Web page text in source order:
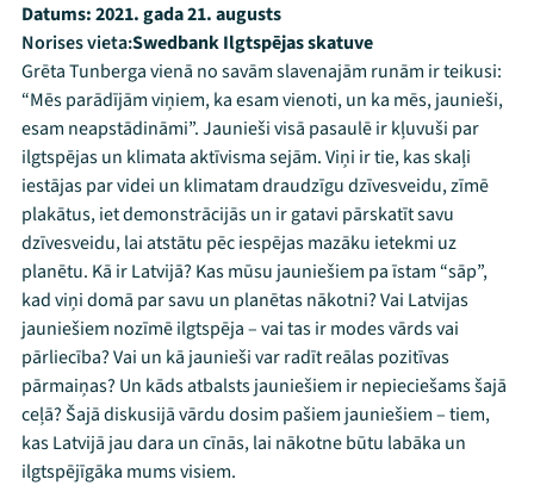
Datums:2021. gada 21. augusts
Norises vieta:Swedbank Ilgtspējas skatuve
Grēta Tunberga vienā no savām slavenajām runām ir teikusi:
“Mēs parādījām viņiem, ka esam vienoti, un ka mēs, jaunieši,
esam neapstādināmi”. Jaunieši visā pasaulē ir kļuvuši par
ilgtspējas un klimata aktīvisma sejām. Viņi ir tie, kas skaļi
iestājas par videi un klimatam draudzīgu dzīvesveidu, zīmē
plakātus, iet demonstrācijās un ir gatavi pārskatīt savu
dzīvesveidu, lai atstātu pēc iespējas mazāku ietekmi uz
planētu. Kā ir Latvijā? Kas mūsu jauniešiem pa īstam “sāp”,
kad viņi domā par savu un planētas nākotni? Vai Latvijas
jauniešiem nozīmē ilgtspēja – vai tas ir modes vārds vai
pārliecība? Vai un kā jaunieši var radīt reālas pozitīvas
pārmaiņas? Un kāds atbalsts jauniešiem ir nepieciešams šajā
ceļā? Šajā diskusijā vārdu dosim pašiem jauniešiem – tiem,
kas Latvijā jau dara un cīnās, lai nākotne būtu labāka un
ilgtspējīgāka mums visiem.